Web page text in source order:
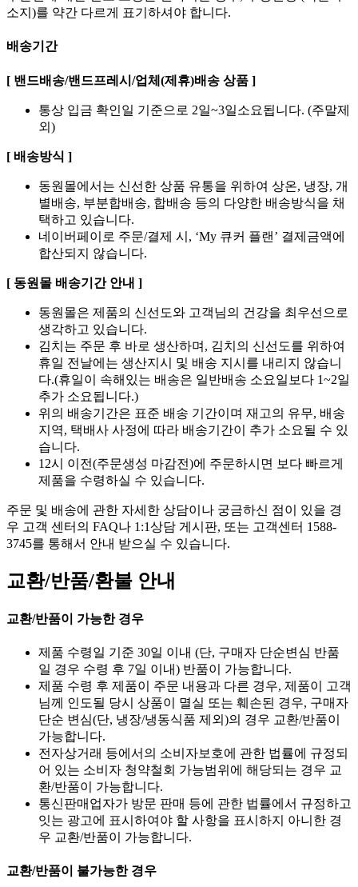
소지)를 약간 다르게 표기하셔야 합니다.
배송기간
[ 밴드배송/밴드프레시/업체(제휴)배송 상품 ]
통상 입금 확인일 기준으로 2일~3일소요됩니다. (주말제
외)
[ 배송방식 ]
동원몰에서는 신선한 상품 유통을 위하여 상온, 냉장, 개
별배송, 부분합배송, 합배송 등의 다양한 배송방식을 채
택하고 있습니다.
네이버페이로 주문/결제 시, ‘My 큐커 플랜’ 결제금액에
합산되지 않습니다.
[ 동원몰 배송기간 안내 ]
동원몰은 제품의 신선도와 고객님의 건강을 최우선으로
생각하고 있습니다.
김치는 주문 후 바로 생산하며, 김치의 신선도를 위하여
휴일 전날에는 생산지시 및 배송 지시를 내리지 않습니
다.(휴일이 속해있는 배송은 일반배송 소요일보다 1~2일
추가 소요됩니다.)
위의 배송기간은 표준 배송 기간이며 재고의 유무, 배송
지역, 택배사 사정에 따라 배송기간이 추가 소요될 수 있
습니다.
12시 이전(주문생성 마감전)에 주문하시면 보다 빠르게
제품을 수령하실 수 있습니다.
주문 및 배송에 관한 자세한 상담이나 궁금하신 점이 있을 경
우 고객 센터의 FAQ나 1:1상담 게시판, 또는 고객센터 1588-
3745를 통해서 안내 받으실 수 있습니다.
교환/반품/환불 안내
교환/반품이 가능한 경우
제품 수령일 기준 30일 이내 (단, 구매자 단순변심 반품
일 경우 수령 후 7일 이내) 반품이 가능합니다.
제품 수령 후 제품이 주문 내용과 다른 경우, 제품이 고객
님께 인도될 당시 상품이 멸실 또는 훼손된 경우, 구매자
단순 변심(단, 냉장/냉동식품 제외)의 경우 교환/반품이
가능합니다.
전자상거래 등에서의 소비자보호에 관한 법률에 규정되
어 있는 소비자 청약철회 가능범위에 해당되는 경우 교
환/반품이 가능합니다.
통신판매업자가 방문 판매 등에 관한 법률에서 규정하고
잇는 광고에 표시하여야 할 사항을 표시하지 아니한 경
우 교환/반품이 가능합니다.
교환/반품이 불가능한 경우